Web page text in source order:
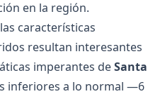
en la región.
características
resultan interesantes
imperantes deSanta
inferiores a lo normal —6